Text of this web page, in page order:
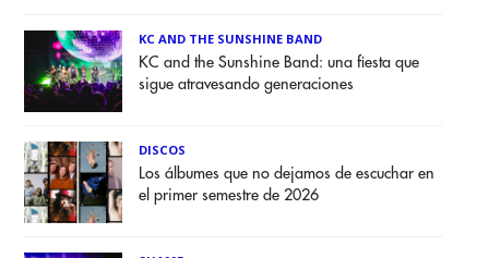
KC AND THE SUNSHINE BAND
KC and the Sunshine Band: una fiesta que
sigue atravesando generaciones
DISCOS
Los álbumes que no dejamos de escuchar en
el primer semestre de 2026